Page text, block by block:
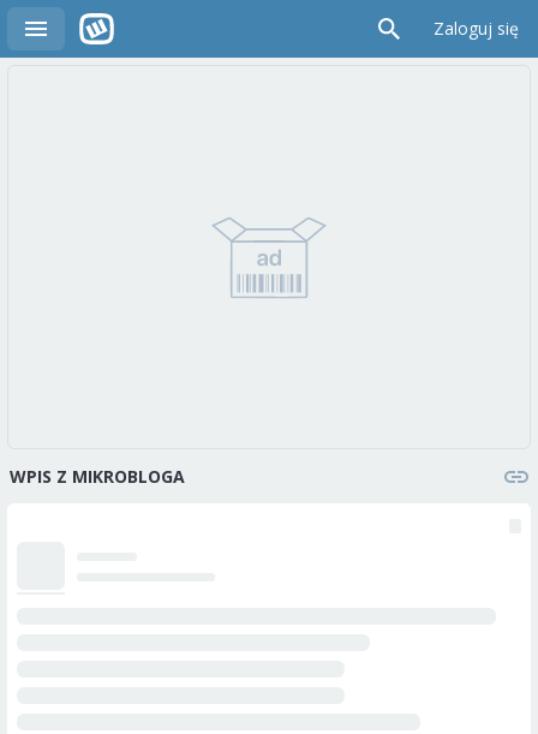
Zaloguj się
WPIS Z MIKROBLOGA